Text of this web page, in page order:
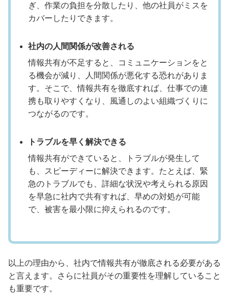
ぎ、作業の負担を分散したり、他の社員がミスを
カバーしたりできます。
社内の人間関係が改善される
情報共有が不足すると、コミュニケーションをと
る機会が減り、人間関係が悪化する恐れがありま
す。そこで、情報共有を徹底すれば、仕事での連
携も取りやすくなり、風通しのよい組織づくりに
つながるのです。
トラブルを早く解決できる
情報共有ができていると、トラブルが発生して
も、スピーディーに解決できます。たとえば、緊
急のトラブルでも、詳細な状況や考えられる原因
を早急に社内で共有すれば、早めの対処が可能
で、被害を最小限に抑えられるのです。
以上の理由から、社内で情報共有が徹底される必要がある
と言えます。さらに社員がその重要性を理解していること
も重要です。